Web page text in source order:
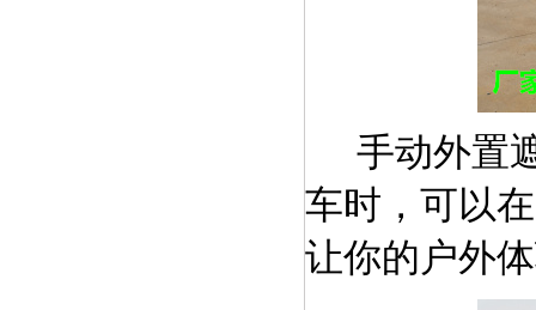
手动外置
车时，可以
让你的户外